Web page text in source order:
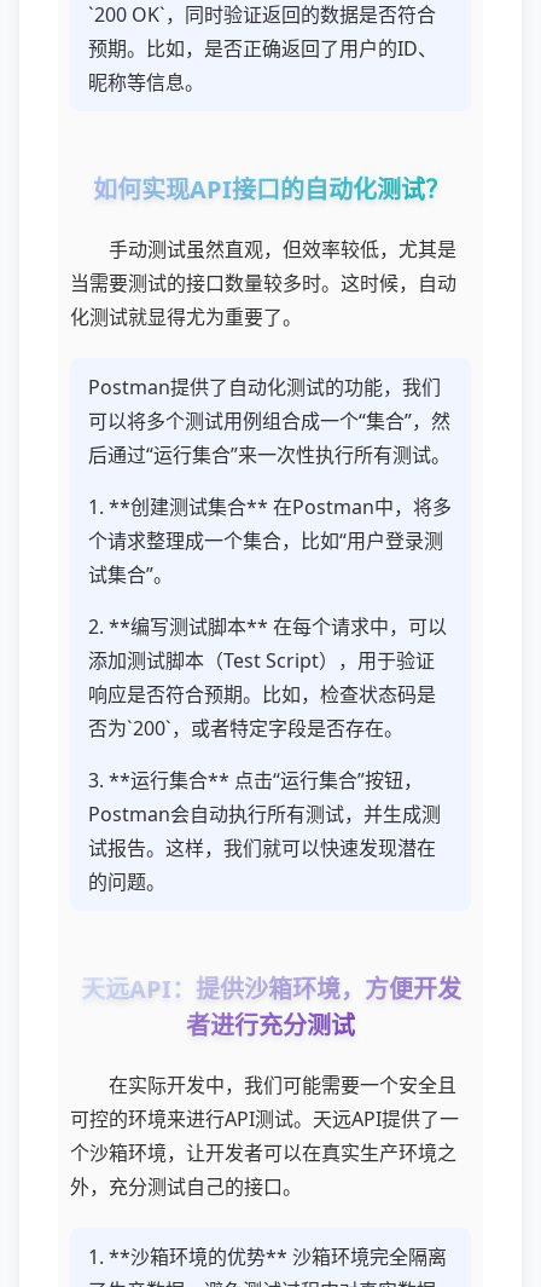
`200 OK`，同时验证返回的数据是否符合
预期。比如，是否正确返回了用户的ID、
昵称等信息。
如何实现API接口的自动化测试？
手动测试虽然直观，但效率较低，尤其是
当需要测试的接口数量较多时。这时候，自动
化测试就显得尤为重要了。
Postman提供了自动化测试的功能，我们
可以将多个测试用例组合成一个“集合”，然
后通过“运行集合”来一次性执行所有测试。
1. **创建测试集合** 在Postman中，将多
个请求整理成一个集合，比如“用户登录测
试集合”。
2. **编写测试脚本** 在每个请求中，可以
添加测试脚本（Test Script），用于验证
响应是否符合预期。比如，检查状态码是
否为`200`，或者特定字段是否存在。
3. **运行集合** 点击“运行集合”按钮，
Postman会自动执行所有测试，并生成测
试报告。这样，我们就可以快速发现潜在
的问题。
天远API：提供沙箱环境，方便开发
者进行充分测试
在实际开发中，我们可能需要一个安全且
可控的环境来进行API测试。天远API提供了一
个沙箱环境，让开发者可以在真实生产环境之
外，充分测试自己的接口。
1. **沙箱环境的优势** 沙箱环境完全隔离